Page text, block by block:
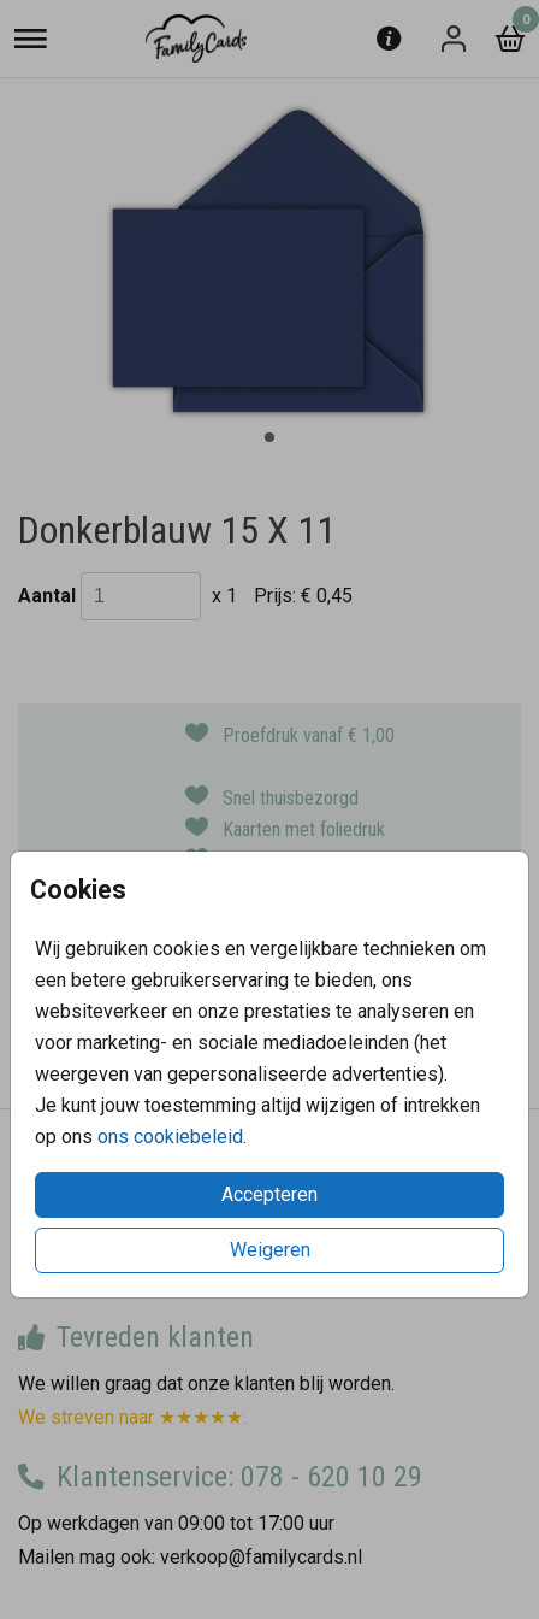
0
Cookies
Wij gebruiken cookies en vergelijkbare technieken om
een betere gebruikerservaring te bieden, ons
websiteverkeer en onze prestaties te analyseren en
voor marketing- en sociale mediadoeleinden (het
weergeven van gepersonaliseerde advertenties).
Je kunt jouw toestemming altijd wijzigen of intrekken
op ons ons cookiebeleid.
Accepteren
Weigeren
Donkerblauw 15 X 11
Aantal x 1 Prijs: € 0,45
Proefdruk vanaf € 1,00
Snel thuisbezorgd
Kaarten met foliedruk
OMSCHRIJVING
donkerblauw 15 x 11
Prijs:€ 0,45 per 1
Hoe gaat de bezorging?
Hoe bestel ik een proefdruk?
Wat zijn de verzendkosten?
Tevreden klanten
We willen graag dat onze klanten blij worden.
We streven naar ★★★★★.
Klantenservice: 078 - 620 10 29
Op werkdagen van 09:00 tot 17:00 uur
Mailen mag ook: verkoop@familycards.nl